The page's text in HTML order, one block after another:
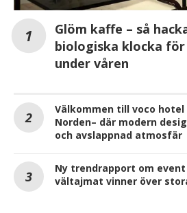
Glöm kaffe – så
biologiska klocka
under våren
Välkommen till voco
Norden– där modern
och avslappnad atmosfär
Ny trendrapport om
vältajmat vinner över